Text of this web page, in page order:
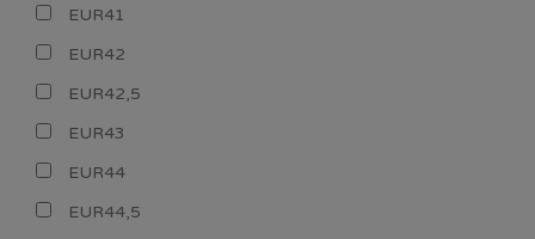
EUR41
EUR42
EUR42,5
EUR43
EUR44
EUR44,5